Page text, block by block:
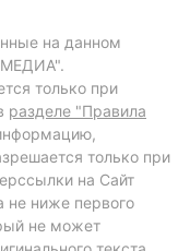
на данном
только при
разделе "Правила
только при
на Сайт
не ниже первого
не может